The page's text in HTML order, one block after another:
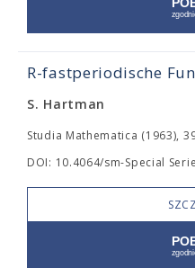
R-fastperiodische
S. Hartman
Studia Mathematica (1963),
DOI: 10.4064/sm-Special